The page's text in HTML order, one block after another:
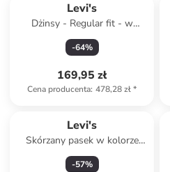
Levi's
Dżinsy - Regular fit - w
kolorze białym
-64%
169,95 zł
Cena producenta: 478,28 zł*
Levi's
Skórzany pasek w kolorze
czarnym
-57%